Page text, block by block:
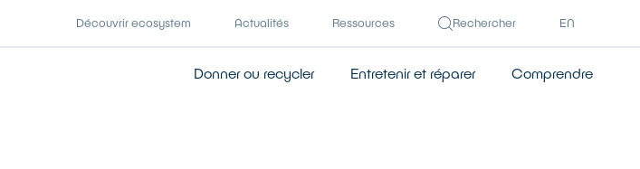
Découvrir ecosystem Actualités Ressources Rechercher EN
Donner ou recycler Entretenir et réparer Comprendre